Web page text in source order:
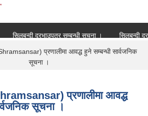
सिलबन्दी दरभाउपत्र सम्बन्धी सूचना ।
सिलबन्दी
प्रणालीमा आवद्ध हुने सम्बन्धी सार्वजनिक
सूचना ।
प्रणालीमा आवद्ध
सूचना ।